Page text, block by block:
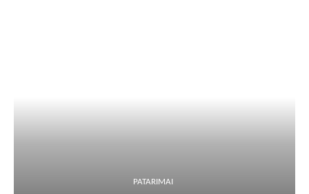
PATARIMAI